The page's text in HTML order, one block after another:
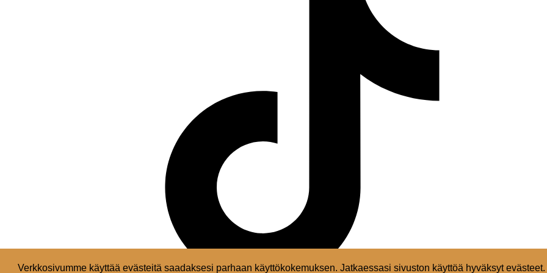
Verkkosivumme käyttää evästeitä saadaksesi parhaan käyttökokemuksen. Jatkaessasi sivuston käyttöä hyväksyt evästeet.